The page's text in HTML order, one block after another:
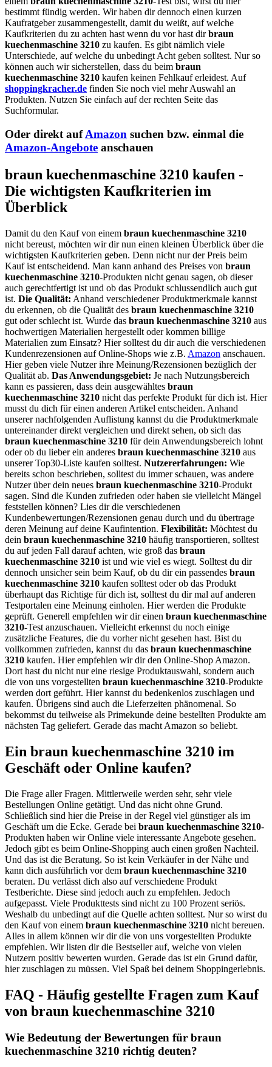
bestimmt fündig werden. Wir haben dir dennoch einen kurzen
Kaufratgeber zusammengestellt, damit du weißt, auf welche
Kaufkriterien du zu achten hast wenn du vor hast dirbraun
kuechenmaschine 3210 zu kaufen. Es gibt nämlich viele
Unterschiede, auf welche du unbedingt Acht geben solltest. Nur so
können auch wir sicherstellen, dass du beim braun
kuechenmaschine 3210 kaufen keinen Fehlkauf erleidest. Auf
shoppingkracher.de finden Sie noch viel mehr Auswahl an
Produkten. Nutzen Sie einfach auf der rechten Seite das
Suchformular.
Oder direkt aufAmazon suchen bzw. einmal die
Amazon-Angebote anschauen
braun kuechenmaschine 3210 kaufen -
Die wichtigsten Kaufkriterien im
Überblick
Damit du den Kauf von einem braun kuechenmaschine 3210
nicht bereust, möchten wir dir nun einen kleinen Überblick über die
wichtigsten Kaufkriterien geben. Denn nicht nur der Preis beim
Kauf ist entscheidend. Man kann anhand des Preises von braun
kuechenmaschine 3210-Produkten nicht genau sagen, ob dieser
auch gerechtfertigt ist und ob das Produkt schlussendlich auch gut
ist. Die Qualität: Anhand verschiedener Produktmerkmale kannst
du erkennen, ob die Qualität des braun kuechenmaschine 3210
gut oder schlecht ist. Wurde das braun kuechenmaschine 3210 aus
hochwertigen Materialien hergestellt oder kommen billige
Materialien zum Einsatz? Hier solltest du dir auch die verschiedenen
Kundenrezensionen auf Online-Shops wie z.B. Amazon anschauen.
Hier geben viele Nutzer ihre Meinung/Rezensionen bezüglich der
Qualität ab. Das Anwendungsgebiet: Je nach Nutzungsbereich
kann es passieren, dass dein ausgewähltes braun
kuechenmaschine 3210 nicht das perfekte Produkt für dich ist. Hier
musst du dich für einen anderen Artikel entscheiden. Anhand
unserer nachfolgenden Auflistung kannst du die Produktmerkmale
untereinander direkt vergleichen und direkt sehen, ob sich das
braun kuechenmaschine 3210 für dein Anwendungsbereich lohnt
oder ob du lieber ein anderes braun kuechenmaschine 3210 aus
unserer Top30-Liste kaufen solltest. Nutzererfahrungen: Wie
bereits schon beschrieben, solltest du immer schauen, was andere
Nutzer über dein neues braun kuechenmaschine 3210-Produkt
sagen. Sind die Kunden zufrieden oder haben sie vielleicht Mängel
feststellen können? Lies dir die verschiedenen
Kundenbewertungen/Rezensionen genau durch und du übertrage
deren Meinung auf deine Kaufintention. Flexibilität: Möchtest du
dein braun kuechenmaschine 3210 häufig transportieren, solltest
du auf jeden Fall darauf achten, wie groß das braun
kuechenmaschine 3210 ist und wie viel es wiegt. Solltest du dir
dennoch unsicher sein beim Kauf, ob du dir ein passendes braun
kuechenmaschine 3210 kaufen solltest oder ob das Produkt
überhaupt das Richtige für dich ist, solltest du dir mal auf anderen
Testportalen eine Meinung einholen. Hier werden die Produkte
geprüft. Generell empfehlen wir dir einen braun kuechenmaschine
3210-Test anzuschauen. Vielleicht erkennst du noch einige
zusätzliche Features, die du vorher nicht gesehen hast. Bist du
vollkommen zufrieden, kannst du das braun kuechenmaschine
3210 kaufen. Hier empfehlen wir dir den Online-Shop Amazon.
Dort hast du nicht nur eine riesige Produktauswahl, sondern auch
die von uns vorgestellten braun kuechenmaschine 3210-Produkte
werden dort geführt. Hier kannst du bedenkenlos zuschlagen und
kaufen. Übrigens sind auch die Lieferzeiten phänomenal. So
bekommst du teilweise als Primekunde deine bestellten Produkte am
nächsten Tag geliefert. Gerade das macht Amazon so beliebt.
Ein braun kuechenmaschine 3210 im
Geschäft oder Online kaufen?
Die Frage aller Fragen. Mittlerweile werden sehr, sehr viele
Bestellungen Online getätigt. Und das nicht ohne Grund.
Schließlich sind hier die Preise in der Regel viel günstiger als im
Geschäft um die Ecke. Gerade bei braun kuechenmaschine 3210-
Produkten haben wir Online viele interessante Angebote gesehen.
Jedoch gibt es beim Online-Shopping auch einen großen Nachteil.
Und das ist die Beratung. So ist kein Verkäufer in der Nähe und
kann dich ausführlich vor dem braun kuechenmaschine 3210
beraten. Du verlässt dich also auf verschiedene Produkt
Testberichte. Diese sind jedoch auch zu empfehlen. Jedoch
aufgepasst. Viele Produkttests sind nicht zu 100 Prozent seriös.
Weshalb du unbedingt auf die Quelle achten solltest. Nur so wirst du
den Kauf von einem braun kuechenmaschine 3210 nicht bereuen.
Alles in allem können wir dir die von uns vorgestellten Produkte
empfehlen. Wir listen dir die Bestseller auf, welche von vielen
Nutzern positiv bewerten wurden. Gerade das ist ein Grund dafür,
hier zuschlagen zu müssen. Viel Spaß bei deinem Shoppingerlebnis.
FAQ - Häufig gestellte Fragen zum Kauf
von braun kuechenmaschine 3210
Wie Bedeutung der Bewertungen für braun
kuechenmaschine 3210 richtig deuten?